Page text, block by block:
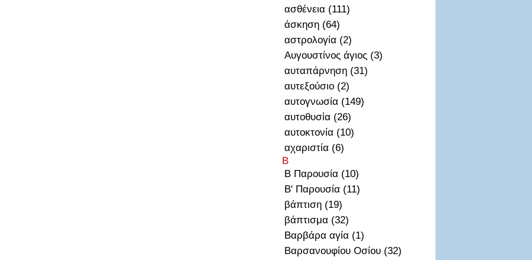
ασθένεια (111)
άσκηση (64)
αστρολογία (2)
Αυγουστίνος άγιος (3)
αυταπάρνηση (31)
αυτεξούσιο (2)
αυτογνωσία (149)
αυτοθυσἰα (26)
αυτοκτονία (10)
αχαριστία (6)
Β
Β Παρουσία (10)
Β' Παρουσία (11)
βάπτιση (19)
βάπτισμα (32)
Βαρβάρα αγία (1)
Βαρσανουφίου Οσίου (32)